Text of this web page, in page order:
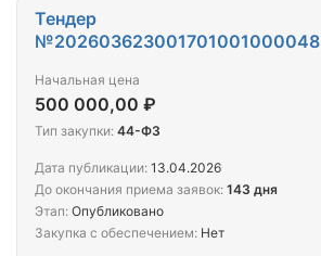
Тендер
№202603623001701001000048
Начальная цена
500 000,00 ₽
Тип закупки: 44-ФЗ
Дата публикации: 13.04.2026
До окончания приема заявок: 143 дня
Этап: Опубликовано
Закупка с обеспечением: Нет